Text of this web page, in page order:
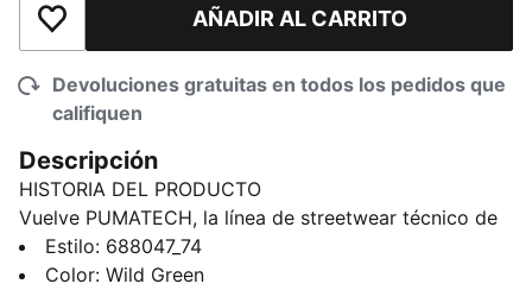
Añadir a la lista de deseosAÑADIR AL CARRITO
Devoluciones gratuitas en todos los pedidos que
califiquen
Descripción
HISTORIA DEL PRODUCTO
Vuelve PUMATECH, la línea de streetwear técnico de
PUMA. Los diseños muestran una funcionalidad visible
y una estética inspirada en la tecnología, creando una
Estilo: 688047_74
Color: Wild Green